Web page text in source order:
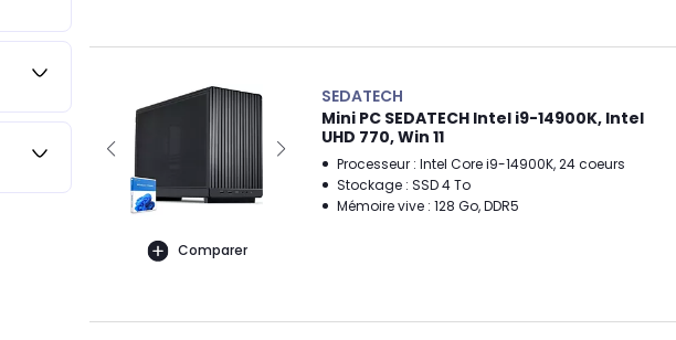
Comparer
SEDATECH
Mini PC SEDATECH Intel i9-14900K, Intel
UHD 770, Win 11
Processeur : Intel Core i9-14900K, 24 coeurs
Stockage : SSD 4 To
Mémoire vive : 128 Go, DDR5